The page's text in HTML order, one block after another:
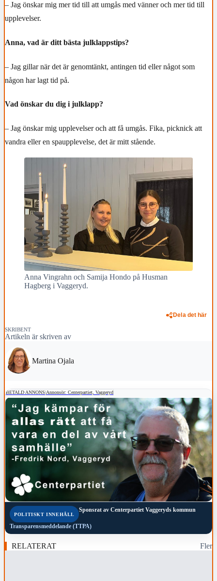
– Jag önskar mig mer tid till att umgås med vänner och mer tid till
upplevelser.
Anna, vad är ditt bästa julklappstips?
– Jag gillar när det är genomtänkt, antingen tid eller något som
någon har lagt tid på.
Vad önskar du dig i julklapp?
– Jag önskar mig upplevelser och att få umgås. Fika, picknick att
vandra eller en spaupplevelse, det är mitt stående.
Anna Vingrahn och Samija Hondo på Husman
Hagberg i Vaggeryd.
Dela det här
SKRIBENT
Artikeln är skriven av
Martina Ojala
BETALD ANNONS Annonsör: Centerpartiet, Vaggeryd
POLITISKT INNEHÅLL
Sponsrat av Centerpartiet Vaggeryds kommun
Transparensmeddelande (TTPA)
RELATERAT Fler